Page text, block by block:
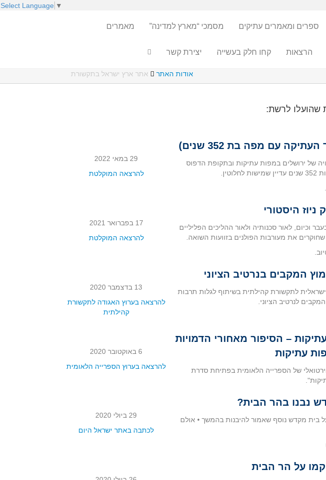
Select Language ▼
ספרים ומאמרים עתיקים מסמכי “מארץ למדינה” מאמרים
הרצאות קחו חלק בעשייה יצירת קשר
אודות האתר אתר ארץ ישראל בתקשורת
שהועלו לרשת:
עם מפה בת 352 שנים)
של ירושלים במפות עתיקות ובתקופת הדפוס
29 במאי 2022
להרצאה המוקלטת
ניוז היסטורי
וכיום, לאור סכנותיה ולאור ההליכים הפליליים
את מעורבות הפולנים בזוועות השואה.
17 בפברואר 2021
להרצאה המוקלטת
המקבים בנרטיב הציוני
לתקשורת קהילתית בשיתוף לגלות תרבות
לנרטיב הציוני.
13 בדצמבר 2020
להרצאה בערוץ האגודה לתקשורת
קהילתית
– הסיפור מאחורי הדמויות
עתיקות
של הספרייה הלאומית בפתיחת סדרת
6 באוקטובר 2020
להרצאה בערוץ הספרייה הלאומית
נבנו בהר הבית?
בית מקדש נוסף שאמור להיבנות בהמשך • אולם
29 ביולי 2020
לכתבה באתר ישראל היום